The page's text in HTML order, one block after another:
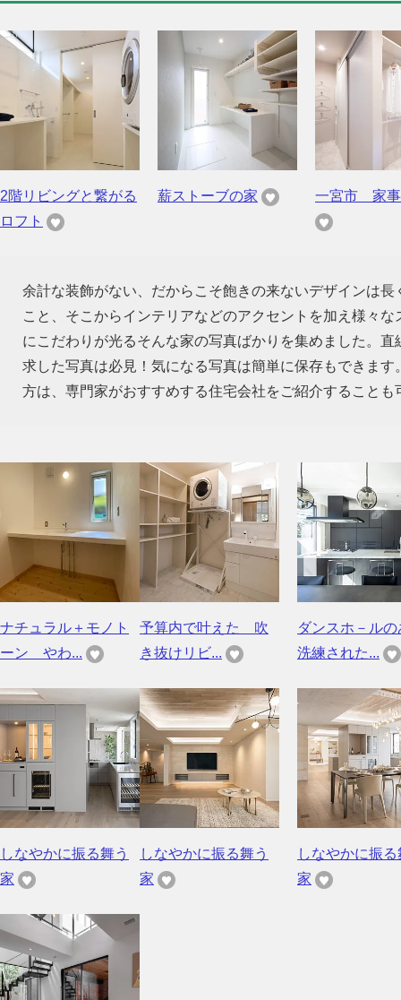
2階リビングと繋がる
ロフト
薪ストーブの家 一宮市 家事
余計な装飾がない、だからこそ飽きの来ないデザインは
こと、そこからインテリアなどのアクセントを加え様々
にこだわりが光るそんな家の写真ばかりを集めました。
求した写真は必見！気になる写真は簡単に保存もできま
方は、専門家がおすすめする住宅会社をご紹介することも
ナチュラル＋モノト
ーン やわ...
予算内で叶えた 吹
き抜けリビ...
ダンスホ－ルの
洗練された...
しなやかに振る舞う
家
しなやかに振る舞う
家
しなやかに振る
家